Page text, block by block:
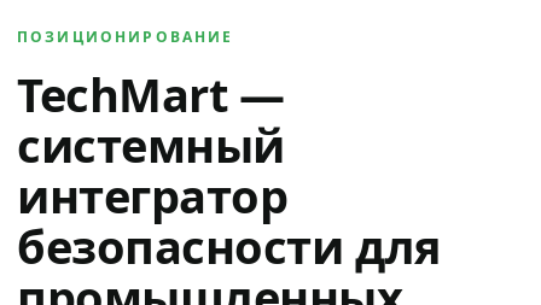
ПОЗИЦИОНИРОВАНИЕ
TechMart —
системный
интегратор
безопасности для